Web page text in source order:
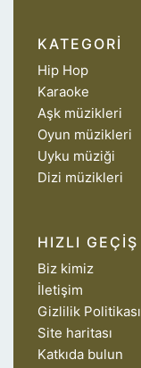
KATEGORI
Hip Hop
Karaoke
Aşk müzikleri
Oyun müzikleri
Uyku müziği
Dizi müzikleri
HIZLI GEÇIŞ
Biz kimiz
İletişim
Gizlilik Politikası
Site haritası
Katkıda bulun